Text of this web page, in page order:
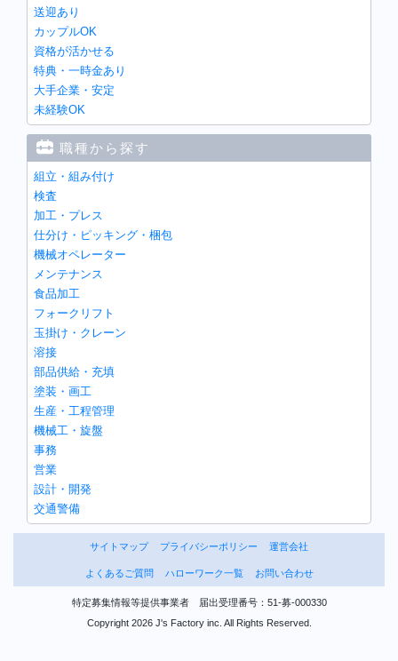
送迎あり
カップルOK
資格が活かせる
特典・一時金あり
大手企業・安定
未経験OK
職種から探す
組立・組み付け
検査
加工・プレス
仕分け・ピッキング・梱包
機械オペレーター
メンテナンス
食品加工
フォークリフト
玉掛け・クレーン
溶接
部品供給・充填
塗装・画工
生産・工程管理
機械工・旋盤
事務
営業
設計・開発
交通警備
サイトマップ プライバシーポリシー 運営会社
よくあるご質問 ハローワーク一覧 お問い合わせ
特定募集情報等提供事業者 届出受理番号：51-募-000330
Copyright 2026 J's Factory inc. All Rights Reserved.